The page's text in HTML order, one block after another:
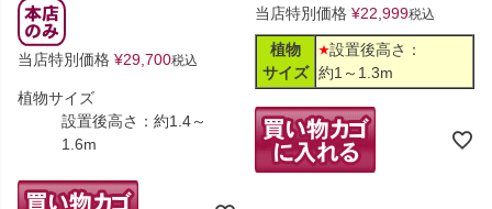
当店特別価格 ¥29,700税込
植物サイズ
設置後高さ：約1.4～
1.6m
当店特別価格 ¥22,999税込
植物
サイズ
設置後高さ：
約1～1.3m